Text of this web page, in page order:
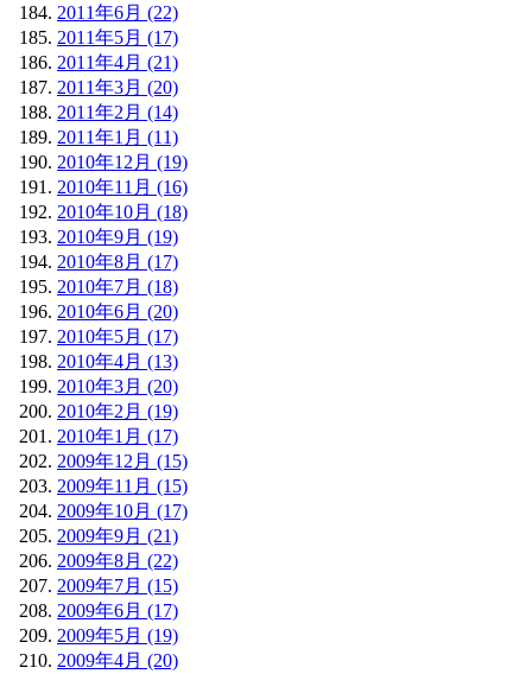
2011年6月 (22)
2011年5月 (17)
2011年4月 (21)
2011年3月 (20)
2011年2月 (14)
2011年1月 (11)
2010年12月 (19)
2010年11月 (16)
2010年10月 (18)
2010年9月 (19)
2010年8月 (17)
2010年7月 (18)
2010年6月 (20)
2010年5月 (17)
2010年4月 (13)
2010年3月 (20)
2010年2月 (19)
2010年1月 (17)
2009年12月 (15)
2009年11月 (15)
2009年10月 (17)
2009年9月 (21)
2009年8月 (22)
2009年7月 (15)
2009年6月 (17)
2009年5月 (19)
2009年4月 (20)